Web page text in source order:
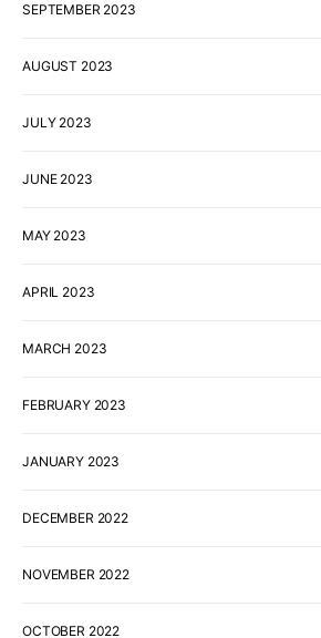
SEPTEMBER 2023
AUGUST 2023
JULY 2023
JUNE 2023
MAY 2023
APRIL 2023
MARCH 2023
FEBRUARY 2023
JANUARY 2023
DECEMBER 2022
NOVEMBER 2022
OCTOBER 2022